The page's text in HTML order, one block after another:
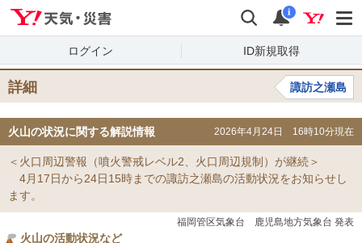
検索 通知
i
ログイン ID新規取得
詳細 諏訪之瀬島
火山の状況に関する解説情報 2026年4月24日 16時10分現在
＜火口周辺警報（噴火警戒レベル2、火口周辺規制）が継続＞
4月17日から24日15時までの諏訪之瀬島の活動状況をお知らせし
ます。
福岡管区気象台 鹿児島地方気象台 発表
火山の活動状況など